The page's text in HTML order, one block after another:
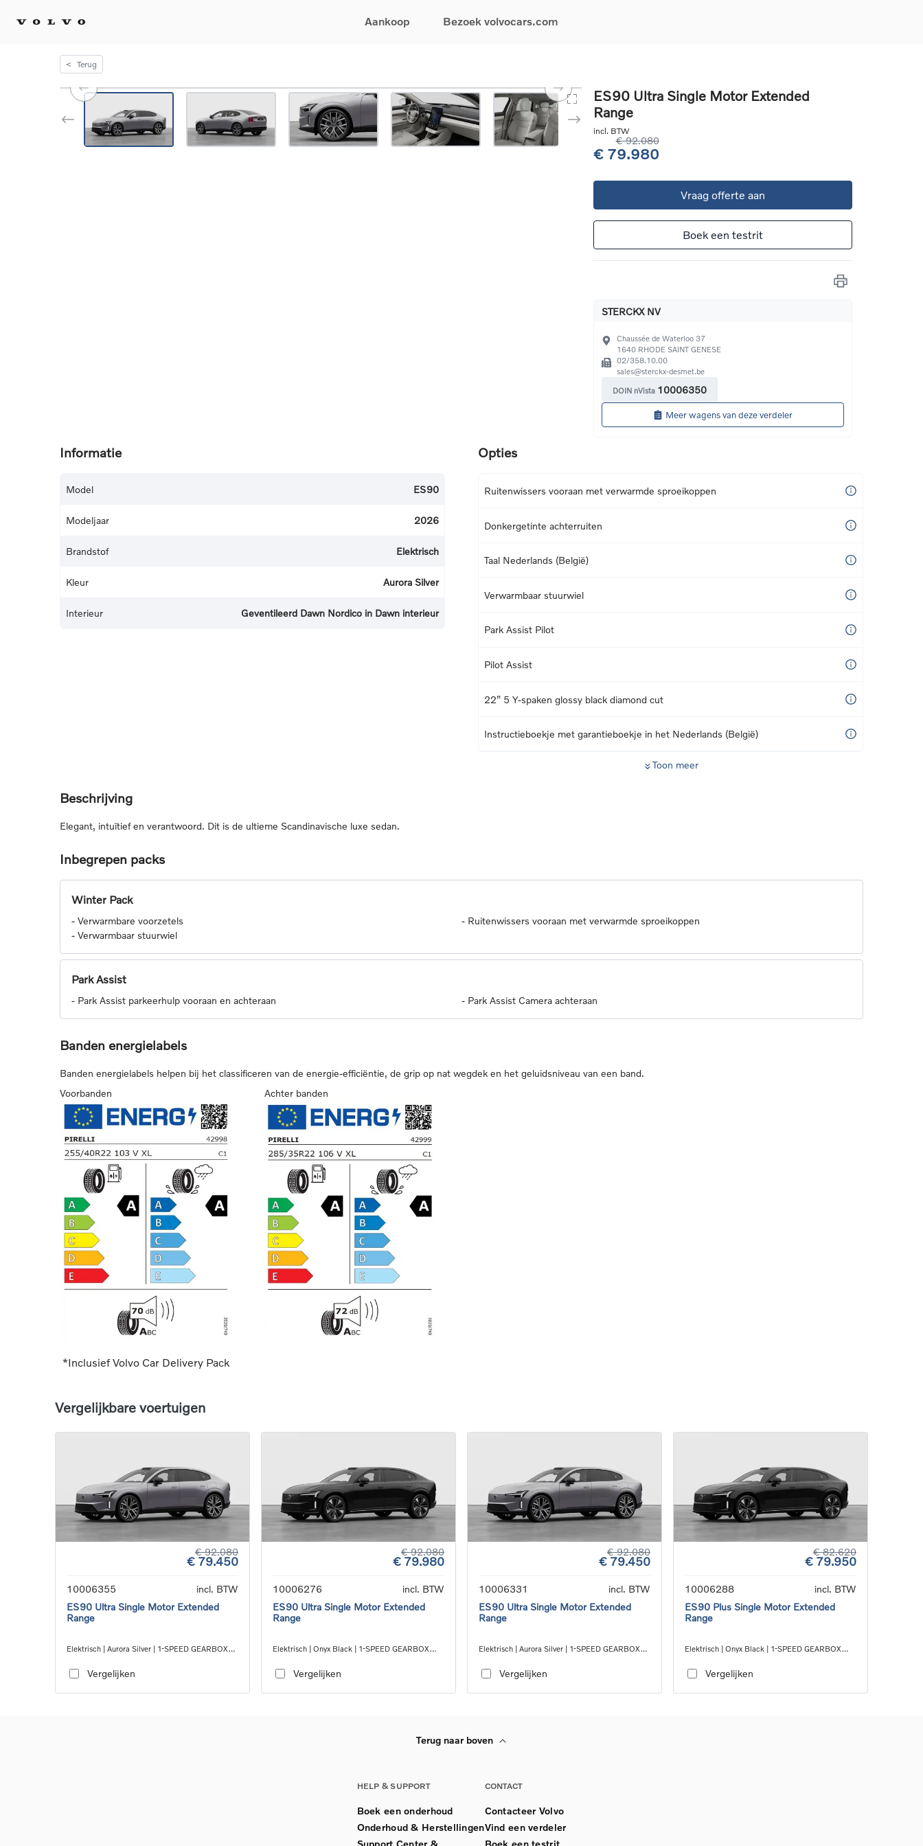
Aankoop
EX30
EX40
EC40
Elektrische auto's
Plug-inhybride auto's
Mild hybrid auto's
Bezoek volvocars.com
Stel uw wagen samen
Tijdelijke aanbiedingen
Gecertificeerde
Financieren
Verzekeringen
Boek een onderhoud
Onderhoud & herstellingen
Overname van uw auto
24/7 Pechverhelping
< Terug
ES90 Ultra Single Motor Extended
Range
incl. BTW
€ 92.080
€ 79.980
Vraag offerte aan
Boek een testrit
STERCKX NV
Chaussée de Waterloo 37
1640 RHODE SAINT GENESE
02/358.10.00
sales@sterckx-desmet.be
DOIN nVista 10006350
Meer wagens van deze verdeler
Informatie
Model ES90
Modeljaar 2026
Brandstof Elektrisch
Kleur Aurora Silver
Interieur Geventileerd Dawn Nordico in Dawn interieur
Opties
Ruitenwissers vooraan met verwarmde sproeikoppen
Donkergetinte achterruiten
Taal Nederlands (België)
Verwarmbaar stuurwiel
Park Assist Pilot
Pilot Assist
22” 5 Y-spaken glossy black diamond cut
Instructieboekje met garantieboekje in het Nederlands (België)
Toon meer
Beschrijving
Elegant, intuïtief en verantwoord. Dit is de ultieme Scandinavische luxe sedan.
Inbegrepen packs
Winter Pack
- Verwarmbare voorzetels - Ruitenwissers vooraan met verwarmde sproeikoppen
- Verwarmbaar stuurwiel
Park Assist
- Park Assist parkeerhulp vooraan en achteraan - Park Assist Camera achteraan
Banden energielabels
Banden energielabels helpen bij het classificeren van de energie-efficiëntie, de grip op nat wegdek en het geluidsniveau van een band.
Voorbanden
Achter banden
*Inclusief Volvo Car Delivery Pack
Vergelijkbare voertuigen
€ 92.080
€ 79.450
10006355
incl. BTW
ES90 Ultra Single Motor Extended
Range
Elektrisch | Aurora Silver | 1-SPEED GEARBOX
Vergelijken
€ 92.080
€ 79.980
10006276
incl. BTW
ES90 Ultra Single Motor Extended
Range
Elektrisch | Onyx Black | 1-SPEED GEARBOX
Vergelijken
€ 92.080
€ 79.450
10006331
incl. BTW
ES90 Ultra Single Motor Extended
Range
Elektrisch | Aurora Silver | 1-SPEED GEARBOX
Vergelijken
€ 82.620
€ 79.950
10006288
incl. BTW
ES90 Plus Single Motor Extended
Range
Elektrisch | Onyx Black | 1-SPEED GEARBOX
Vergelijken
Terug naar boven
HELP & SUPPORT
Boek een onderhoud
Onderhoud & Herstellingen
Support Center &
CONTACT
Contacteer Volvo
Vind een verdeler
Boek een testrit